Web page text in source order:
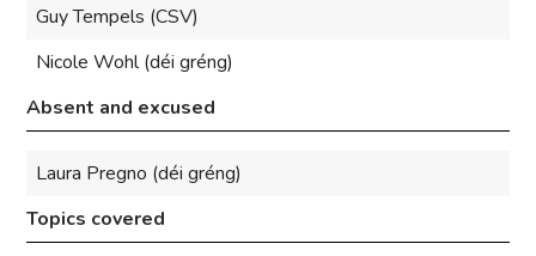
Guy Tempels (CSV)
Nicole Wohl (déi gréng)
Absent and excused
Laura Pregno (déi gréng)
Topics covered